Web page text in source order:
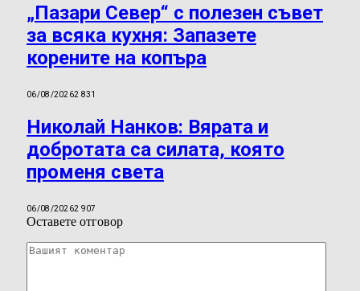
„Пазари Север“ с полезен съвет
за всяка кухня: Запазете
корените на копъра
06/08/20262 831
Николай Нанков: Вярата и
добротата са силата, която
променя света
06/08/20262 907
Оставете отговор